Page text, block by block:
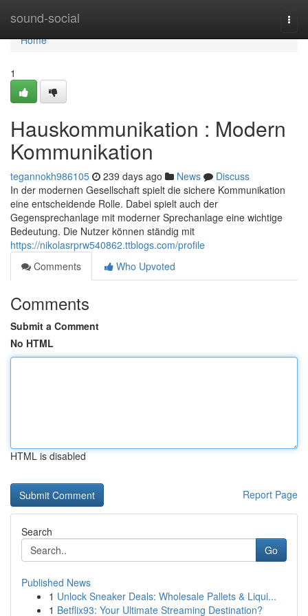
sound-social
Home
Home
1
Hauskommunikation : Modern
Kommunikation
tegannokh986105 239 days ago News
Discuss
In der modernen Gesellschaft spielt die sichere Kommunikation
eine entscheidende Rolle. Dabei spielt auch der
Gegensprechanlage mit moderner Sprechanlage eine wichtige
Bedeutung. Die Nutzer können ständig mit
https://nikolasrprw540862.ttblogs.com/profile
Comments
Who Upvoted
Comments
Submit a Comment
No HTML
HTML is disabled
Report Page
Search
Go
Published News
1 Unlock Sneaker Deals: Wholesale Pallets & Liqui...
1 Betflix93: Your Ultimate Streaming Destination?